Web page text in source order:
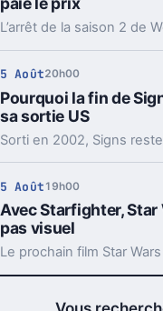
5 Août20h00
Pourquoi la fin de
sa sortie US
5 Août 19h00
Avec Starfighter,
pas visuel